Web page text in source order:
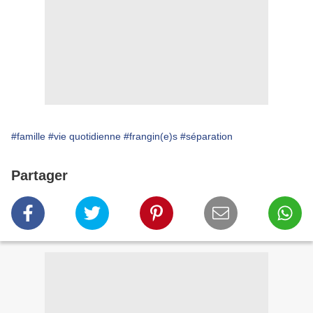
#famille #vie quotidienne #frangin(e)s #séparation
Partager